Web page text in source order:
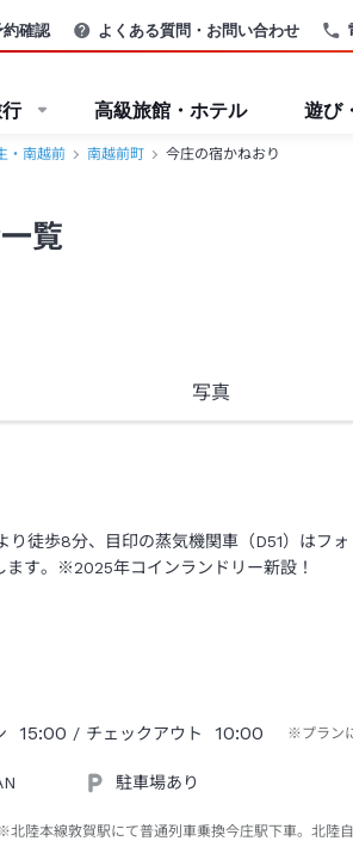
約確認 よくある質問・お問い合わせ
高級旅館・ホテル 遊び
・南越前 南越前町 今庄の宿かねおり
覧
写真
徒歩8分、目印の蒸気機関車（D51）はフ
ます。※2025年コインランドリー新設！
15:00 / チェックアウト 10:00 ※プラン
駐車場あり
北陸本線敦賀駅にて普通列車乗換今庄駅下車。北陸